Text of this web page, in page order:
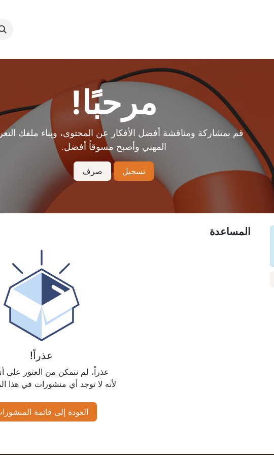
مرحبًا!
قم بمشاركة ومناقشة أفضل الأفكار عن المحتوى، وبناء ملفك
المهني وأصبح مسوقاً أفضل.
تسجيل صرف
المساعدة
عذراً!
عذراً، لم نتمكن من العثور على
لأنه لا توجد أي منشورات في هذا
العودة إلى قائمة